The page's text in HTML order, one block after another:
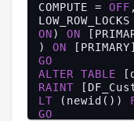
COMPUTE = OFF
ON) ON
) ON
GO
ALTER
TABLE
RAINT
LT (newid())
GO